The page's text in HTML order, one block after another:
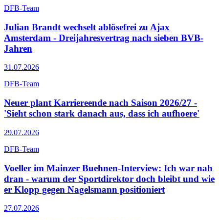
DFB-Team
Julian Brandt wechselt ablösefrei zu Ajax
Amsterdam - Dreijahresvertrag nach sieben BVB-
Jahren
31.07.2026
DFB-Team
Neuer plant Karriereende nach Saison 2026/27 -
'Sieht schon stark danach aus, dass ich aufhoere'
29.07.2026
DFB-Team
Voeller im Mainzer Buehnen-Interview: Ich war nah
dran - warum der Sportdirektor doch bleibt und wie
er Klopp gegen Nagelsmann positioniert
27.07.2026